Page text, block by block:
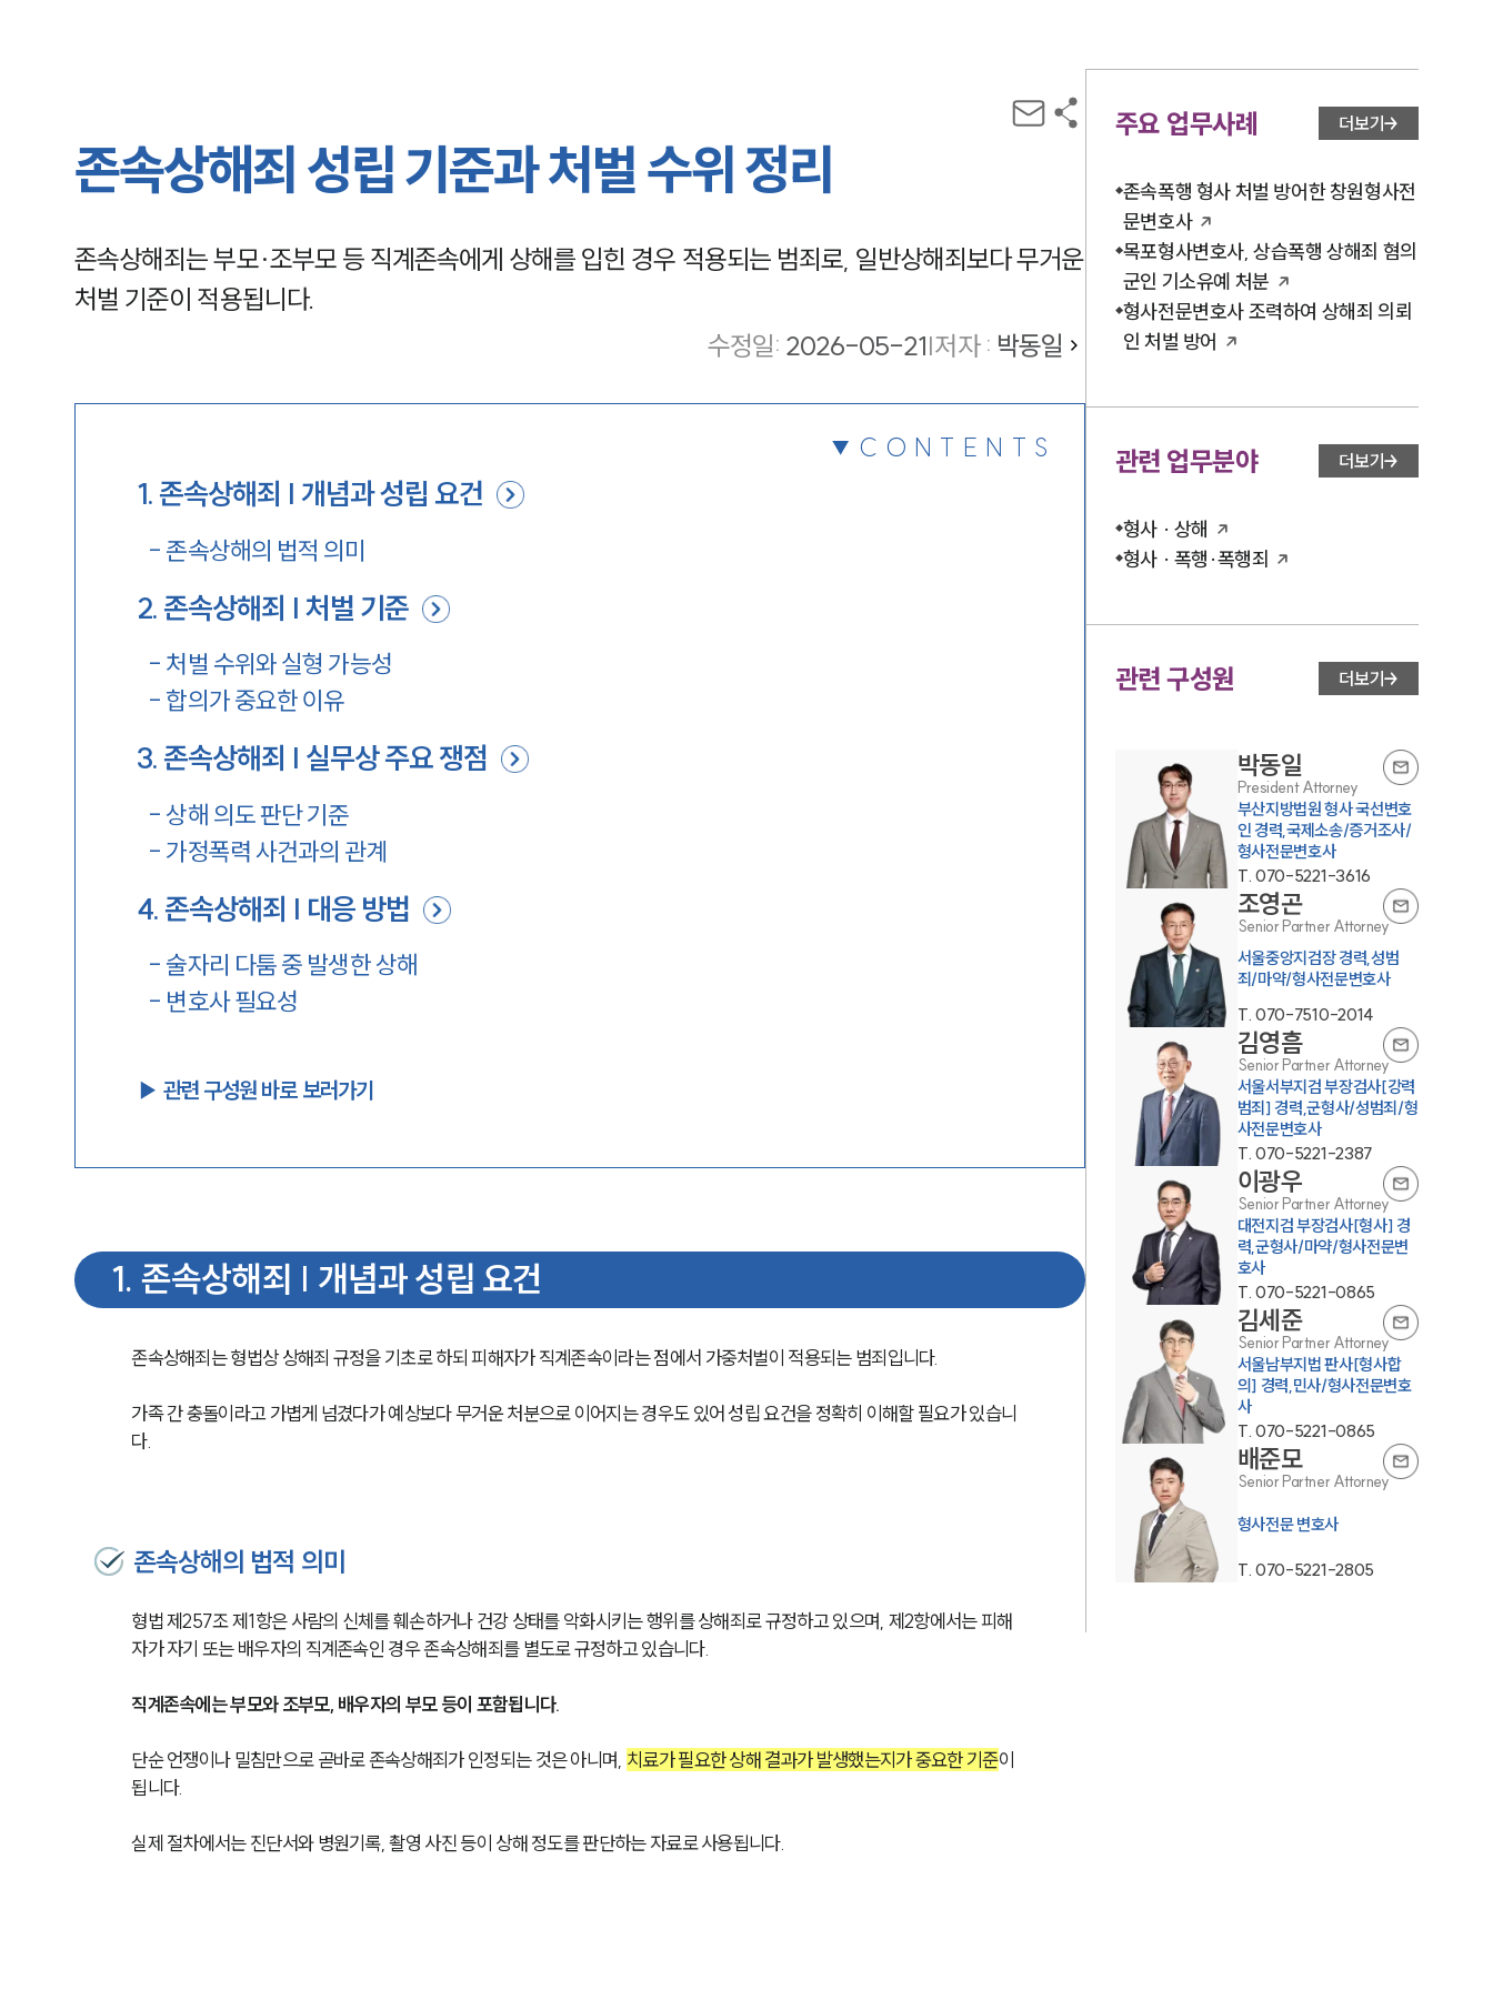
그룹소개
그룹소개
대륜의 강점
오시는 길
글로벌 파트너 로펌
고객의 소리
통합검색
AI대륜
존속상해죄 성립 기준과 처벌 수위 정리
존속상해죄는 부모·조부모 등 직계존속에게 상해를 입힌 경우 적용되는 범죄로, 일반상해죄보다 무거운
처벌 기준이 적용됩니다.
수정일: 2026-05-21|저자 : 박동일
CONTENTS
1. 존속상해죄 | 개념과 성립 요건
- 존속상해의 법적 의미
2. 존속상해죄 | 처벌 기준
- 처벌 수위와 실형 가능성
- 합의가 중요한 이유
3. 존속상해죄 | 실무상 주요 쟁점
- 상해 의도 판단 기준
- 가정폭력 사건과의 관계
4. 존속상해죄 | 대응 방법
- 술자리 다툼 중 발생한 상해
- 변호사 필요성
▶︎ 관련 구성원 바로 보러가기
1. 존속상해죄 | 개념과 성립 요건
존속상해죄는 형법상 상해죄 규정을 기초로 하되 피해자가 직계존속이라는 점에서 가중처벌이 적용되는 범죄입니다.
가족 간 충돌이라고 가볍게 넘겼다가 예상보다 무거운 처분으로 이어지는 경우도 있어 성립 요건을 정확히 이해할 필요가 있습니
다.
존속상해의 법적 의미
형법 제257조 제1항은 사람의 신체를 훼손하거나 건강 상태를 악화시키는 행위를 상해죄로 규정하고 있으며, 제2항에서는 피해
자가 자기 또는 배우자의 직계존속인 경우 존속상해죄를 별도로 규정하고 있습니다.
직계존속에는 부모와 조부모, 배우자의 부모 등이 포함됩니다.
단순 언쟁이나 밀침만으로 곧바로 존속상해죄가 인정되는 것은 아니며, 치료가 필요한 상해 결과가 발생했는지가 중요한 기준이
됩니다.
실제 절차에서는 진단서와 병원기록, 촬영 사진 등이 상해 정도를 판단하는 자료로 사용됩니다.
주요 업무사례 더보기
존속폭행 형사 처벌 방어한 창원형사전
문변호사
목포형사변호사, 상습폭행 상해죄 혐의
군인 기소유예 처분
형사전문변호사 조력하여 상해죄 의뢰
인 처벌 방어
관련 업무분야 더보기
형사 · 상해
형사 · 폭행·폭행죄
관련 구성원 더보기
박동일
President Attorney
부산지방법원 형사 국선변호
인 경력,국제소송/증거조사/
형사전문변호사
T. 070-5221-3616
조영곤
Senior Partner Attorney
서울중앙지검장 경력,성범
죄/마약/형사전문변호사
T. 070-7510-2014
김영흠
Senior Partner Attorney
서울서부지검 부장검사[강력
범죄] 경력,군형사/성범죄/형
사전문변호사
T. 070-5221-2387
이광우
Senior Partner Attorney
대전지검 부장검사[형사] 경
력,군형사/마약/형사전문변
호사
T. 070-5221-0865
김세준
Senior Partner Attorney
서울남부지법 판사[형사합
의] 경력,민사/형사전문변호
사
T. 070-5221-0865
배준모
Senior Partner Attorney
형사전문 변호사
T. 070-5221-2805